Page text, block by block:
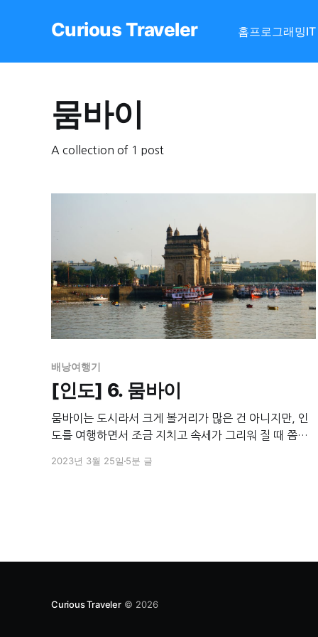
Curious Traveler 홈프로그래밍
뭄바이
A collection of 1 post
배낭여행기
[인도] 6. 뭄바이
뭄바이는 도시라서 크게 볼거리가 많은 건 아니지만, 인
도를 여행하면서 조금 지치고 속세가 그리워 질 때 쯤에
부터 영국식 바버샵까지 돈을 쓸 준비만 되어있다면 선
2023년 3월 25일 5분 글
Curious Traveler© 2026